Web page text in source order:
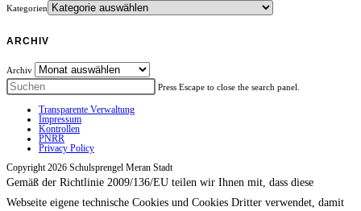
Kategorien
ARCHIV
Archiv
Press Escape to close the search panel.
Transparente Verwaltung
Impressum
Kontrollen
PNRR
Privacy Policy
Copyright 2026 Schulsprengel Meran Stadt
Gemäß der Richtlinie 2009/136/EU teilen wir Ihnen mit, dass diese
Webseite eigene technische Cookies und Cookies Dritter verwendet, damit